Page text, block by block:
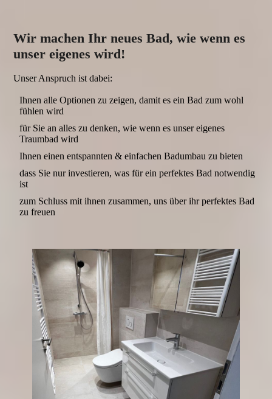
Wir machen Ihr neues Bad, wie wenn es
unser eigenes wird!
Unser Anspruch ist dabei:
Ihnen alle Optionen zu zeigen, damit es ein Bad zum wohl
fühlen wird
für Sie an alles zu denken, wie wenn es unser eigenes
Traumbad wird
Ihnen einen entspannten & einfachen Badumbau zu bieten
dass Sie nur investieren, was für ein perfektes Bad notwendig
ist
zum Schluss mit ihnen zusammen, uns über ihr perfektes Bad
zu freuen